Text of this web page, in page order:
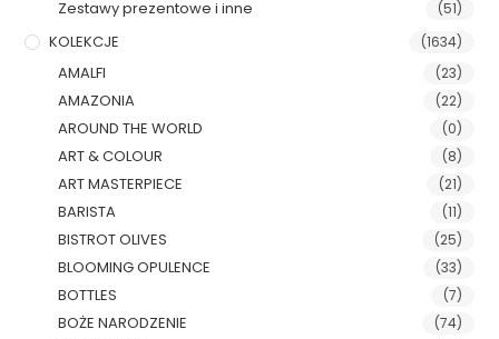
Zestawy prezentowe i inne (51)
KOLEKCJE (1634)
AMALFI (23)
AMAZONIA (22)
AROUND THE WORLD (0)
ART & COLOUR (8)
ART MASTERPIECE (21)
BARISTA (11)
BISTROT OLIVES (25)
BLOOMING OPULENCE (33)
BOTTLES (7)
BOŻE NARODZENIE (74)